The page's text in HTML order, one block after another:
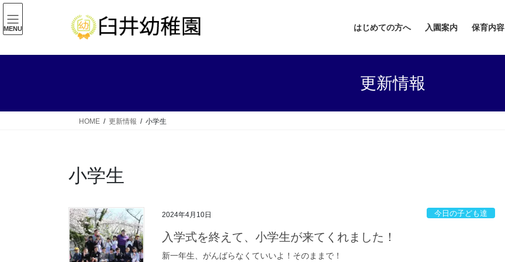
コ
ン
テ
ナ
ビ
ゲ
はじめての方へ 入園案内 保育内容
更新情報
HOME 更新情報 小学生
小学生
2024年4月10日 今日の子ども達
入学式を終えて、小学生が来てくれました！
新一年生、がんばらなくていいよ！そのままで！
MENU